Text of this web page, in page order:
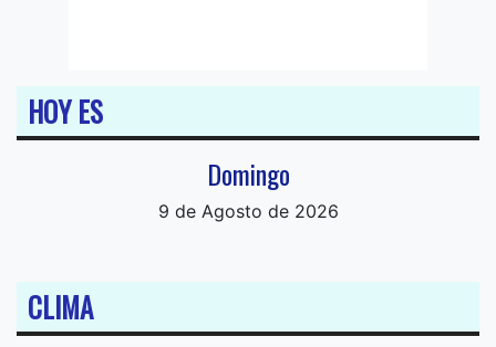
HOY ES
Domingo
9 de Agosto de 2026
CLIMA